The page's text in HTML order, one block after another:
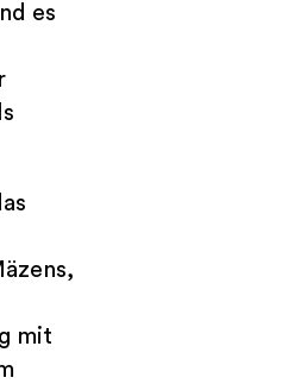
es
mit